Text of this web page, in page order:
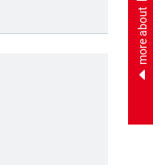
more about